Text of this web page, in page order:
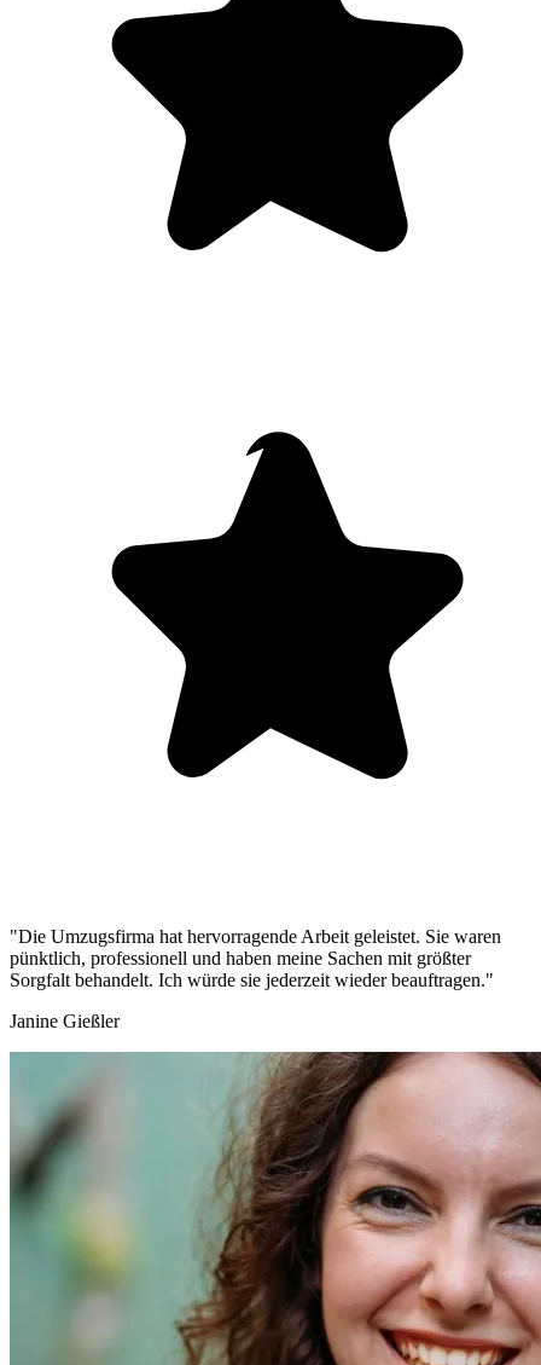
"Die Umzugsfirma hat hervorragende Arbeit geleistet. Sie waren
pünktlich, professionell und haben meine Sachen mit größter
Sorgfalt behandelt. Ich würde sie jederzeit wieder beauftragen."
Janine Gießler